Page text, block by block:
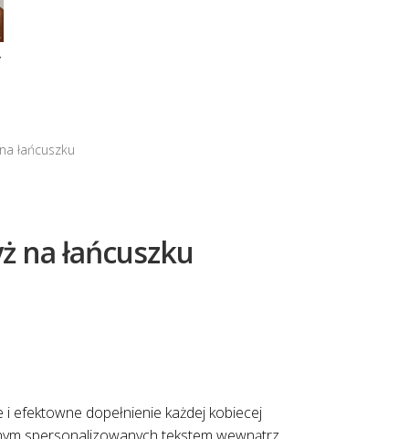
łańcuszku
na łańcuszku
efektowne dopełnienie każdej kobiecej